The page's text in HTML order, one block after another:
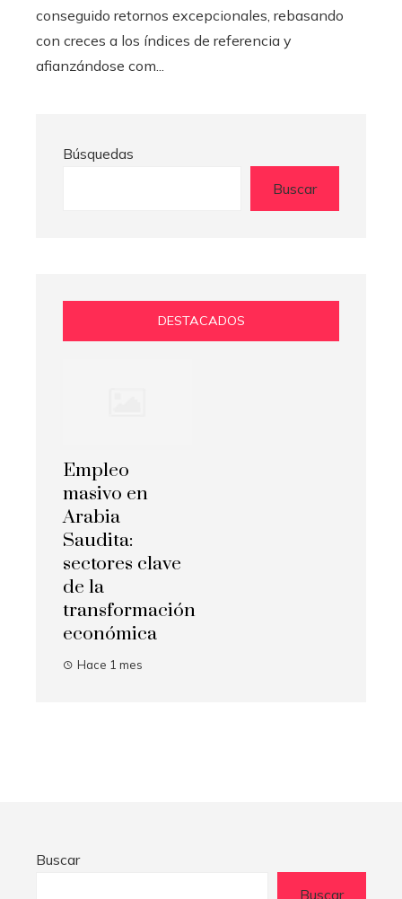
conseguido retornos excepcionales, rebasando
con creces a los índices de referencia y
afianzándose com...
Búsquedas
Buscar
DESTACADOS
Empleo
masivo en
Arabia
Saudita:
sectores clave
de la
transformación
económica
Hace 1 mes
Buscar
Buscar